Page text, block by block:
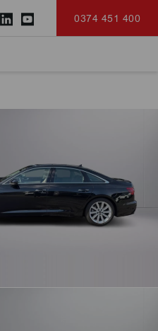
0374 451 400